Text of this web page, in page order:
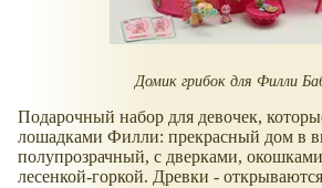
Домик грибок для Филли
Подарочный набор для девочек,
лошадками Филли: прекрасный дом в
полупрозрачный, с дверками,
лесенкой-горкой. Древки -